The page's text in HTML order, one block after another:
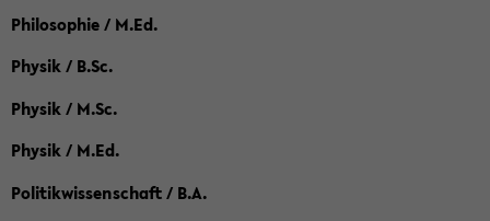
Philosophie / M.Ed.
Physik / B.Sc.
Physik / M.Sc.
Physik / M.Ed.
Politikwissenschaft / B.A.